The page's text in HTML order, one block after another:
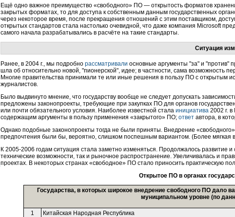
Ещё одно важное преимущество «свободного» ПО — открытость форматов
закрытых форматах, то для доступа к собственным данным государственных
через некоторое время, после прекращения отношений с этим поставщиком,
открытых стандартов стала настолько очевидной, что даже компания Microsoft
самого начала разрабатывались в расчёте на такие стандарты.
Ситуация
Ранее, в 2004 г., мы подробно рассматривали основные аргументы "за" и "против"
шла об относительно новой, "пионерской", идее; в частности, сама возможность
Многие правительства принимали те или иные решения в пользу ПО с открытым
журналистов.
Было выдвинуто мнение, что государству вообще не следует допускать
предложены законопроекты, требующие при закупках ПО для органов
или почти обязательного условия. Наиболее известной стала инициатива 2002 г.
содержащим аргументы в пользу применения «закрытого» ПО; ответ автора, в
Однако подобные законопроекты тогда не были приняты. Внедрение
предпочтения были бы, вероятно, слишком поспешным вариантом. (Более мягкая
К 2005-2006 годам ситуация стала заметно изменяться. Продолжалось развитие
технические возможности, так и рыночное распространение. Увеличивалась и
проектах. В некоторых странах «свободное» ПО стало приносить практическую
Открытое ПО в органах
Государства, в которых широкое внедрение свободного ПО дало
муниципальном уровне (по
1 Китайская Народная Республика